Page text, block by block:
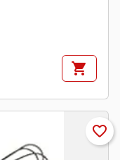
shopping_cart
favorite_border